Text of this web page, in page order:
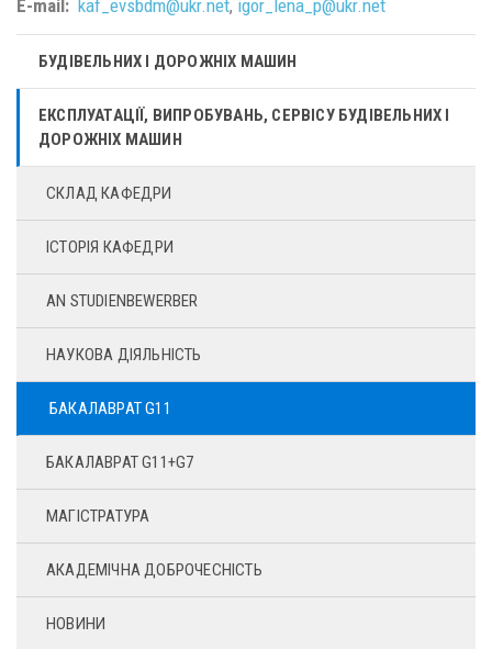
E-mail: kaf_evsbdm@ukr.net, igor_lena_p@ukr.net
БУДІВЕЛЬНИХ І ДОРОЖНІХ МАШИН
ЕКСПЛУАТАЦІЇ, ВИПРОБУВАНЬ, СЕРВІСУ БУДІВЕЛЬНИХ І
ДОРОЖНІХ МАШИН
СКЛАД КАФЕДРИ
ІСТОРІЯ КАФЕДРИ
AN STUDIENBEWERBER
НАУКОВА ДІЯЛЬНІСТЬ
БАКАЛАВРАТ G11
БАКАЛАВРАТ G11+G7
МАГІСТРАТУРА
АКАДЕМІЧНА ДОБРОЧЕСНІСТЬ
НОВИНИ